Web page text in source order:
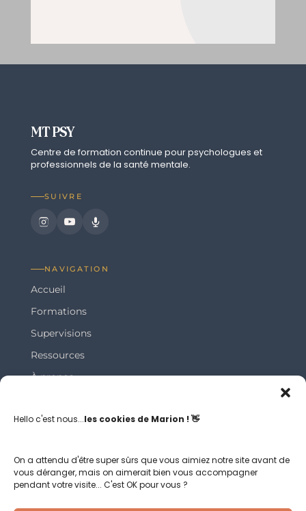
Hello c'est nous...les cookies de Marion ! 👋
On a attendu d'être super sûrs que vous aimiez notre site avant de
vous déranger, mais on aimerait bien vous accompagner
pendant votre visite... C'est OK pour vous ?
MT PSY
Centre de formation continue pour psychologues et
professionnels de la santé mentale.
SUIVRE
NAVIGATION
Accueil
Formations
Supervisions
Ressources
À propos
Recevez chaque mardi des exercices à proposer aux
patients directement dans votre boîte mail.